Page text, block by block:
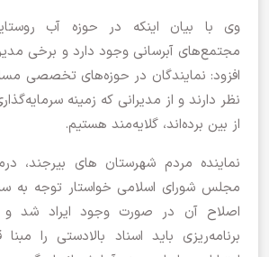
وی با بیان اینکه در حوزه آب
مجتمع‌های آبرسانی وجود دارد و برخی
افزود: نمایندگان در حوزه‌های تخصصی
نظر دارند و از مدیرانی که زمینه
از بین برده‌اند، گلایه‌مند هستیم.
نماینده مردم شهرستان های بیرجند،
مجلس شورای اسلامی خواستار توجه به
اصلاح آن در صورت وجود ایراد شد و
برنامه‌ریزی باید اسناد بالادستی را